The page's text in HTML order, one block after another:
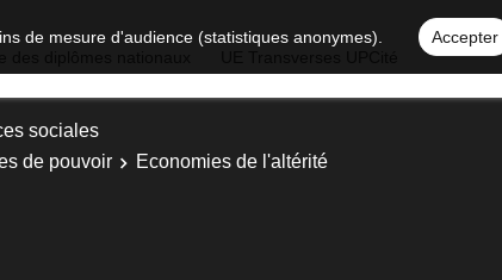
de mesure d'audience (statistiques anonymes). Accepter
sociales
de pouvoir Economies de l'altérité